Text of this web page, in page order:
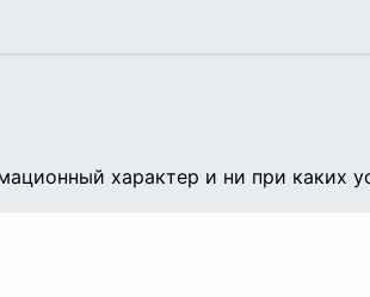
характер и ни при каких